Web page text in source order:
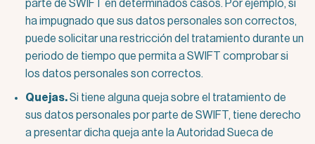
parte de SWIFT en determinados casos. Por ejemplo, si
ha impugnado que sus datos personales son correctos,
puede solicitar una restricción del tratamiento durante un
periodo de tiempo que permita a SWIFT comprobar si
los datos personales son correctos.
Quejas.Si tiene alguna queja sobre el tratamiento de
sus datos personales por parte de SWIFT, tiene derecho
a presentar dicha queja ante la Autoridad Sueca de